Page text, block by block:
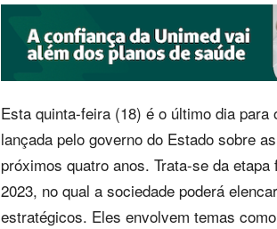
Esta quinta-feira (18) é o último dia
lançada pelo governo do Estado sobre
próximos quatro anos. Trata-se da
2023, no qual a sociedade poderá
estratégicos. Eles envolvem temas